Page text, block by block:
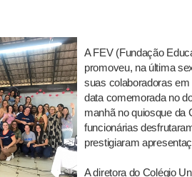
A FEV (Fundação
promoveu, na última
suas colaboradoras
data comemorada no
manhã no quiosque da
funcionárias
prestigiaram
A diretora do Colégio